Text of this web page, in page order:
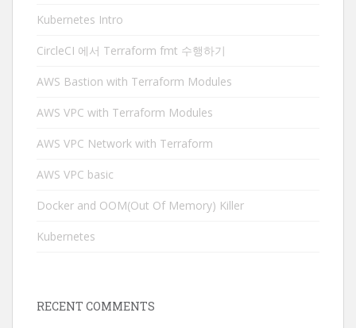
Kubernetes Intro
CircleCI 에서 Terraform fmt 수행하기
AWS Bastion with Terraform Modules
AWS VPC with Terraform Modules
AWS VPC Network with Terraform
AWS VPC basic
Docker and OOM(Out Of Memory) Killer
Kubernetes
RECENT COMMENTS